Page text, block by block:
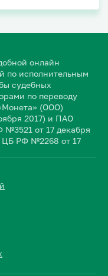
онлайн
по исполнительным
судебных
по переводу
(ООО)
2017) и ПАО
от 17 декабря
РФ №2268 от 17